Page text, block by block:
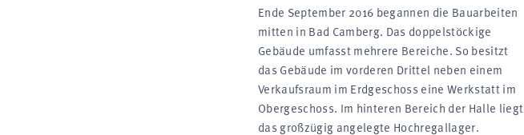
Ende September 2016 begannen die Bau­arbeiten
mitten in Bad Camberg. Das doppel­stöckige
Gebäude um­fasst mehrere Bereiche. So besitzt
das Gebäude im vorderen Drittel neben einem
Verkaufs­raum im Erd­geschoss eine Werk­statt im
Ober­geschoss. Im hinteren Bereich der Halle liegt
das groß­zügig an­gelegte Hochregal­lager.